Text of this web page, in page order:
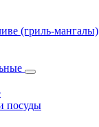
(гриль-мангалы)
посуды